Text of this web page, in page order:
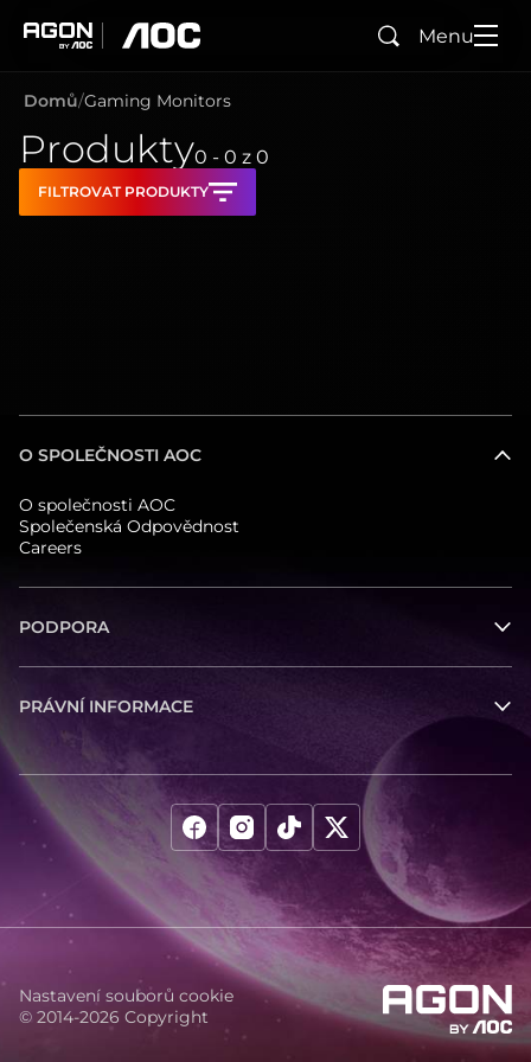
HledadMenu
Domů Gaming Monitors
Produkty0 - 0 z 0
FILTROVAT PRODUKTY
O SPOLEČNOSTI AOC
O společnosti AOC
Společenská Odpovědnost
Careers
PODPORA
PRÁVNÍ INFORMACE
© 2014-2026 Copyright
Nastavení souborů cookie
agon